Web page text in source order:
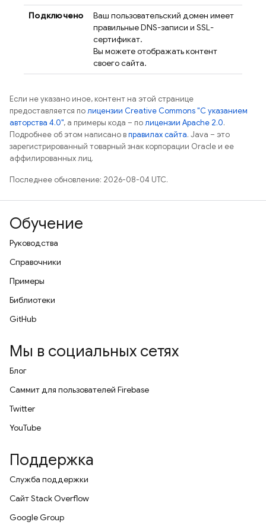
Подключено
Ваш пользовательский домен имеет
правильные DNS-записи и SSL-
сертификат.
Вы можете отображать контент
своего сайта.
Если не указано иное, контент на этой странице
предоставляется полицензии Creative Commons "С указанием
авторства 4.0", а примеры кода – полицензии Apache 2.0.
Подробнее об этом написано вправилах сайта. Java – это
зарегистрированный товарный знак корпорации Oracle и ее
аффилированных лиц.
Последнее обновление: 2026-08-04 UTC.
Обучение
Руководства
Справочники
Примеры
Библиотеки
GitHub
Мы в социальных сетях
Блог
Саммит для пользователей Firebase
Twitter
YouTube
Поддержка
Служба поддержки
Сайт Stack Overflow
Google Group